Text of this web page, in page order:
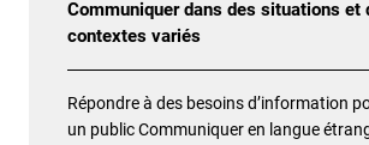
Communiquer dans des situations et
contextes variés
Répondre à des besoins d’information
un public Communiquer en langue